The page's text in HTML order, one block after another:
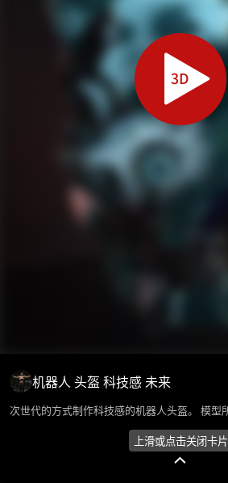
机器人 头盔 科技感 未来
上滑或点击关闭卡片